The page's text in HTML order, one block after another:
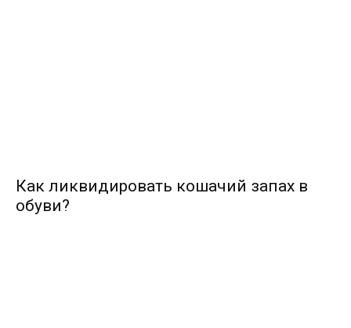
Как ликвидировать кошачий запах в
обуви?